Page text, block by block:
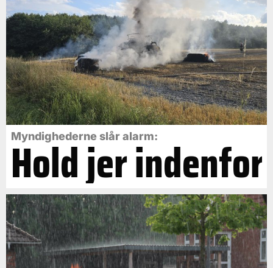
Myndighederne slår alarm:
Hold jer indenfor